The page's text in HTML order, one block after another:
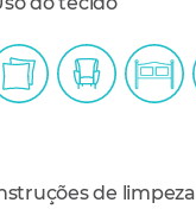
de limpeza